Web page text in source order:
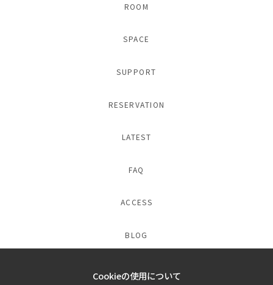
ROOM
SPACE
SUPPORT
RESERVATION
LATEST
FAQ
ACCESS
BLOG
Cookieの使用について